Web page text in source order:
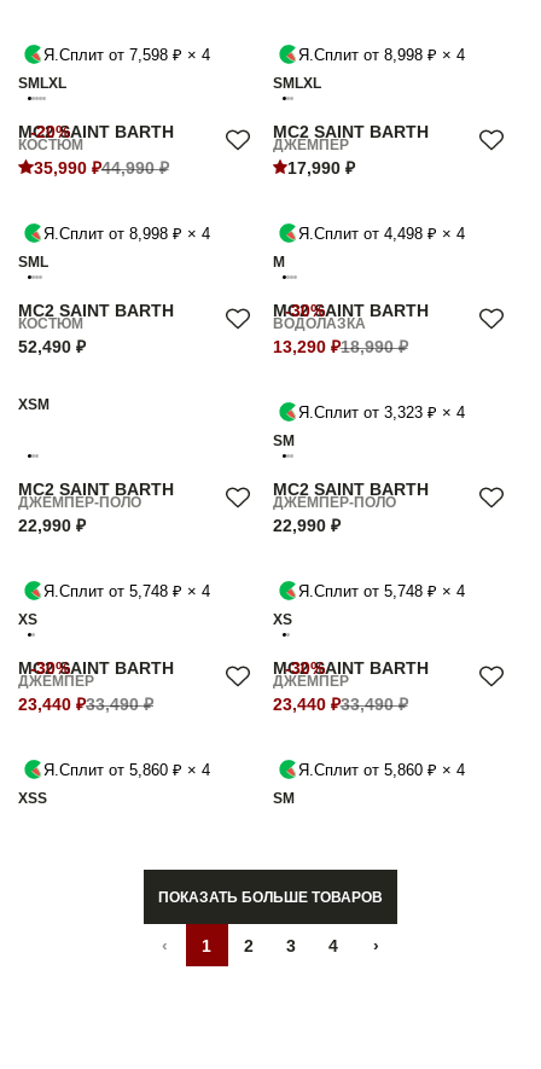
Я.Сплит от 7,598 ₽ × 4
SM LXL
Я.Сплит от 8,998 ₽ × 4
SM LXL
-20%
MC2 SAINT BARTH
КОСТЮМ
35,990 ₽44,990 ₽
Я.Сплит от 8,998 ₽ × 4
SM L
MC2 SAINT BARTH
ДЖЕМПЕР
17,990 ₽
Я.Сплит от 4,498 ₽ × 4
M
MC2 SAINT BARTH
КОСТЮМ
52,490 ₽
XSM
-30%
MC2 SAINT BARTH
ВОДОЛАЗКА
13,290 ₽18,990 ₽
Я.Сплит от 3,323 ₽ × 4
SM
MC2 SAINT BARTH
ДЖЕМПЕР-ПОЛО
22,990 ₽
Я.Сплит от 5,748 ₽ × 4
XS
MC2 SAINT BARTH
ДЖЕМПЕР-ПОЛО
22,990 ₽
Я.Сплит от 5,748 ₽ × 4
XS
-30%
MC2 SAINT BARTH
ДЖЕМПЕР
23,440 ₽33,490 ₽
Я.Сплит от 5,860 ₽ × 4
XSS
-30%
MC2 SAINT BARTH
ДЖЕМПЕР
23,440 ₽33,490 ₽
Я.Сплит от 5,860 ₽ × 4
SM
ПОКАЗАТЬ БОЛЬШЕ ТОВАРОВ
‹ 1 2 3 4 ›